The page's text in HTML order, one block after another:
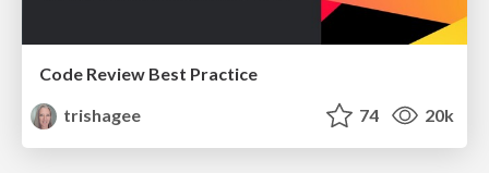
Code Review Best Practice
trishagee
74 20k